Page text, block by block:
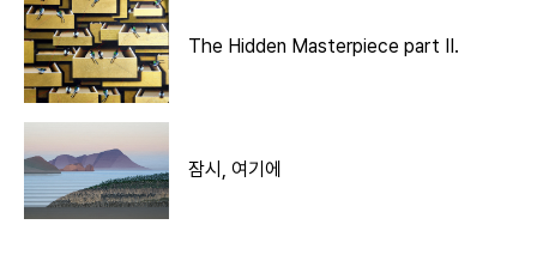
The Hidden Masterpiece part II.
잠시, 여기에